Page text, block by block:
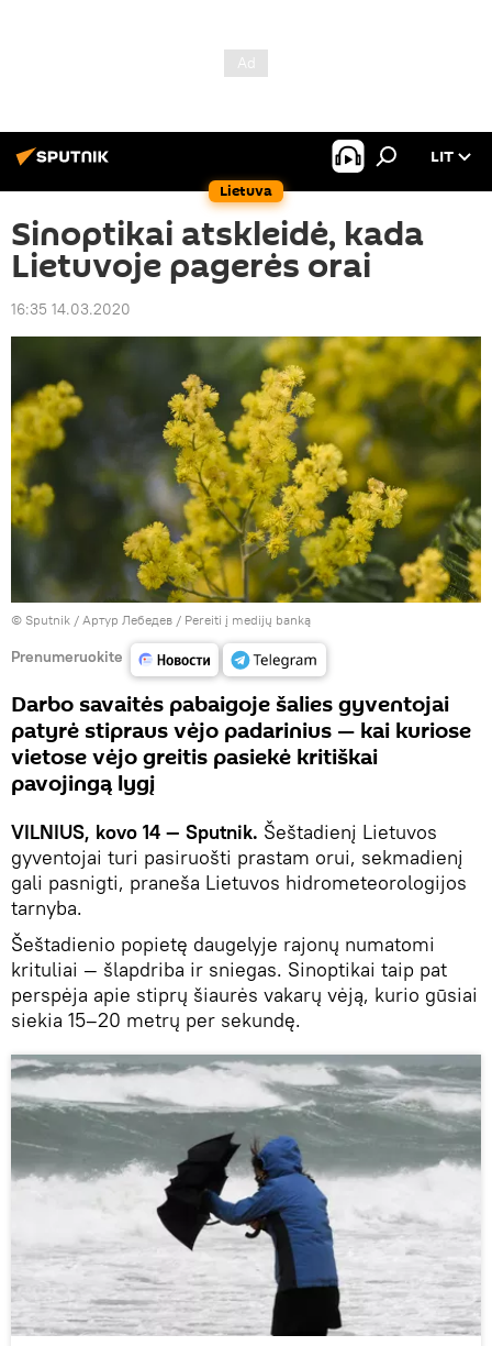
Lietuva
LIT
Sinoptikai atskleidė, kada
Lietuvoje pagerės orai
16:35 14.03.2020
© Sputnik / Артур Лебедев / Pereiti į medijų banką
Prenumeruokite
Darbo savaitės pabaigoje šalies gyventojai
patyrė stipraus vėjo padarinius — kai kuriose
vietose vėjo greitis pasiekė kritiškai
pavojingą lygį
VILNIUS, kovo 14 — Sputnik. Šeštadienį Lietuvos
gyventojai turi pasiruošti prastam orui, sekmadienį
gali pasnigti, praneša Lietuvos hidrometeorologijos
tarnyba.
Šeštadienio popietę daugelyje rajonų numatomi
krituliai — šlapdriba ir sniegas. Sinoptikai taip pat
perspėja apie stiprų šiaurės vakarų vėją, kurio gūsiai
siekia 15–20 metrų per sekundę.